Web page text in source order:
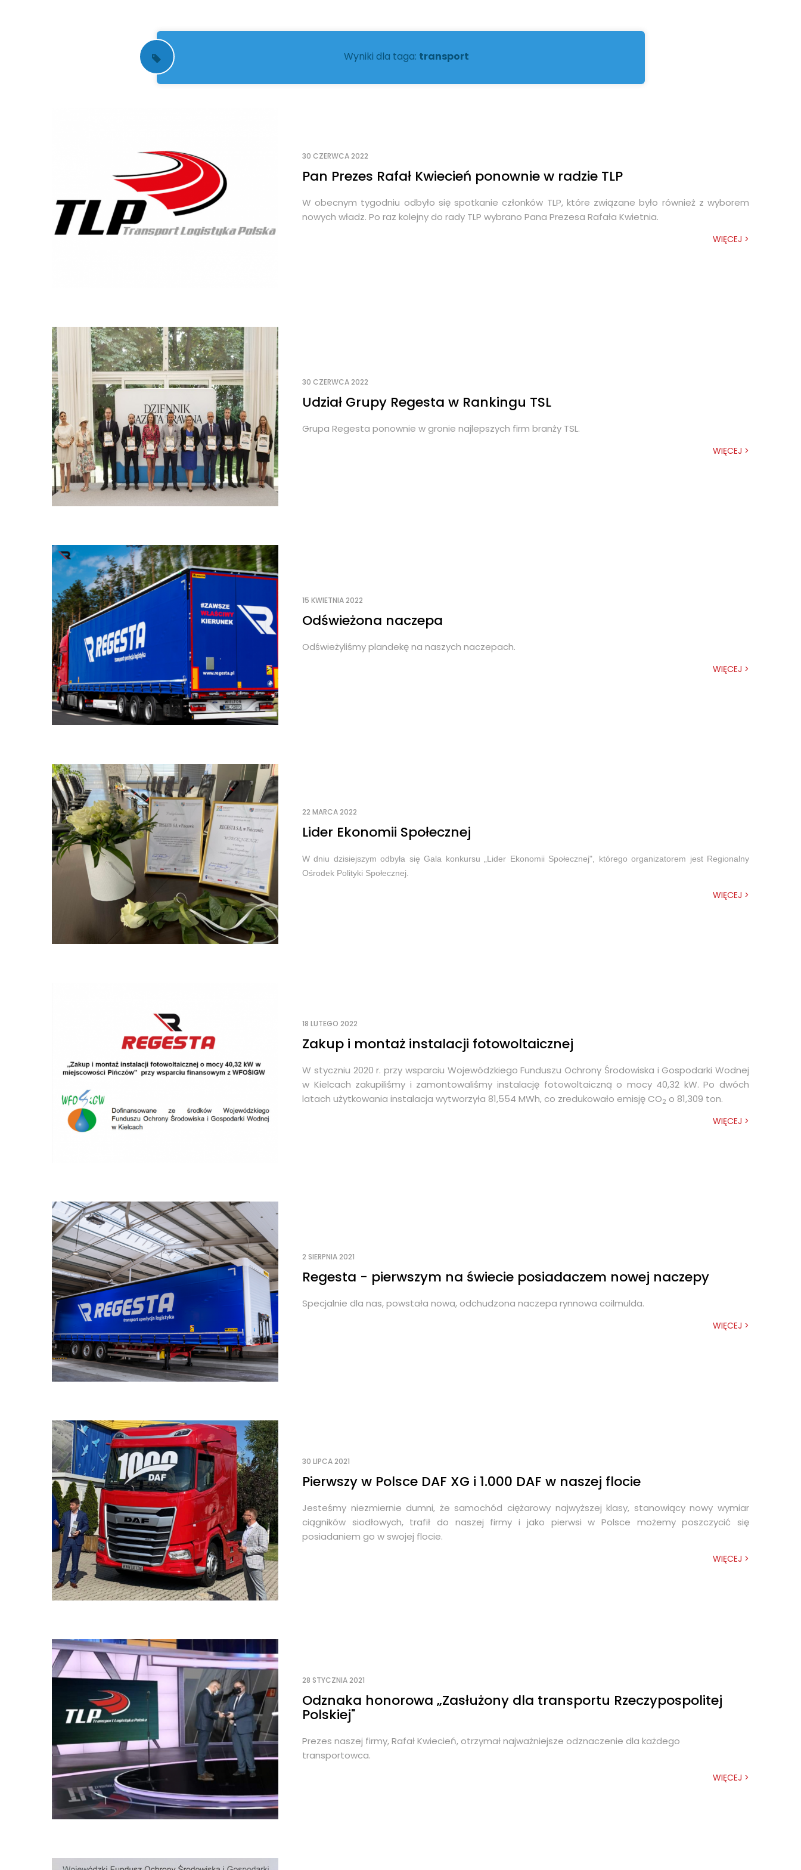
Wyniki dla taga: transport
30 CZERWCA 2022
Pan Prezes Rafał Kwiecień ponownie w radzie TLP
W obecnym tygodniu odbyło się spotkanie członków TLP, które związane było również z wyborem
nowych władz. Po raz kolejny do rady TLP wybrano Pana Prezesa Rafała Kwietnia.
WIĘCEJ >
30 CZERWCA 2022
Udział Grupy Regesta w Rankingu TSL
Grupa Regesta ponownie w gronie najlepszych firm branży TSL.
WIĘCEJ >
15 KWIETNIA 2022
Odświeżona naczepa
Odświeżyliśmy plandekę na naszych naczepach.
WIĘCEJ >
22 MARCA 2022
Lider Ekonomii Społecznej
W dniu dzisiejszym odbyła się Gala konkursu „Lider Ekonomii Społecznej", którego organizatorem jest Regionalny
Ośrodek Polityki Społecznej.
WIĘCEJ >
18 LUTEGO 2022
Zakup i montaż instalacji fotowoltaicznej
W styczniu 2020 r. przy wsparciu Wojewódzkiego Funduszu Ochrony Środowiska i Gospodarki Wodnej
w Kielcach zakupiliśmy i zamontowaliśmy instalację fotowoltaiczną o mocy 40,32 kW. Po dwóch
latach użytkowania instalacja wytworzyła 81,554 MWh, co zredukowało emisję CO2 o 81,309 ton.
WIĘCEJ >
2 SIERPNIA 2021
Regesta - pierwszym na świecie posiadaczem nowej naczepy
Specjalnie dla nas, powstała nowa, odchudzona naczepa rynnowa coilmulda.
WIĘCEJ >
30 LIPCA 2021
Pierwszy w Polsce DAF XG i 1.000 DAF w naszej flocie
Jesteśmy niezmiernie dumni, że samochód ciężarowy najwyższej klasy, stanowiący nowy wymiar
ciągników siodłowych, trafił do naszej firmy i jako pierwsi w Polsce możemy poszczycić się
posiadaniem go w swojej flocie.
WIĘCEJ >
28 STYCZNIA 2021
Odznaka honorowa „Zasłużony dla transportu Rzeczypospolitej
Polskiej"
Prezes naszej firmy, Rafał Kwiecień, otrzymał najważniejsze odznaczenie dla każdego
transportowca.
WIĘCEJ >